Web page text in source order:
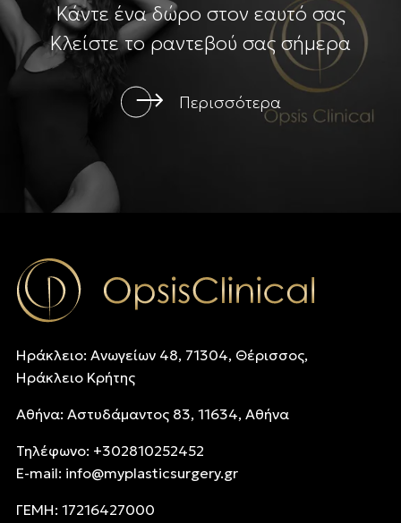
Κάντε ένα δώρο στον εαυτό σας
Κλείστε το ραντεβού σας σήμερα
Περισσότερα
Ηράκλειο: Ανωγείων 48, 71304, Θέρισσος,
Ηράκλειο Κρήτης
Αθήνα: Αστυδάμαντος 83, 11634, Αθήνα
Τηλέφωνo: +302810252452
E-mail: info@myplasticsurgery.gr
ΓΕΜΗ: 17216427000